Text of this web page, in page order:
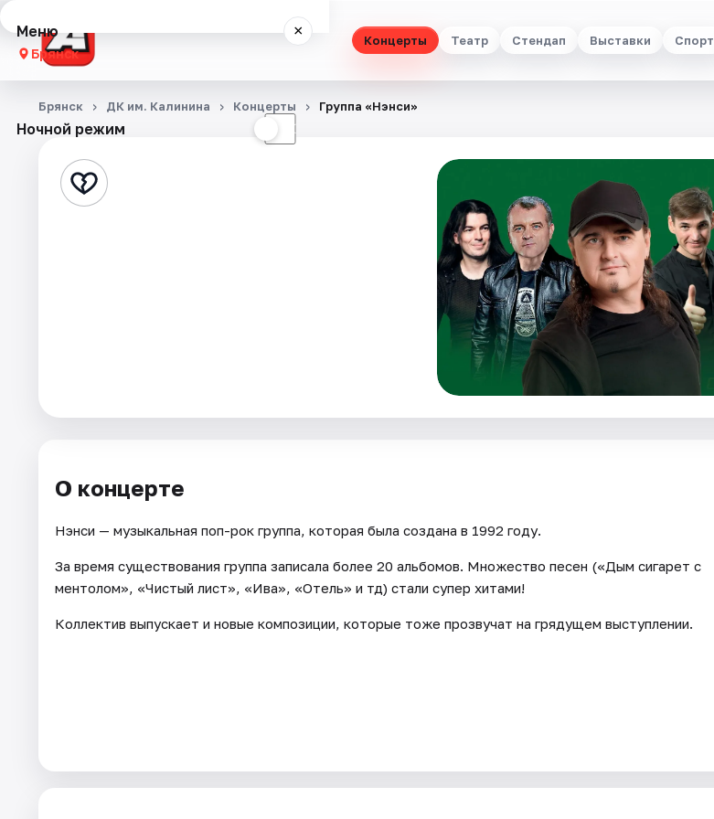
Концерты Театр Стендап Выставки Спорт
Меню ×
Брянск
Концерты
Стендап
Площадки
Ночной режим ☾
Брянск ДК им. Калинина Концерты Группа «Нэнси»
О концерте
Нэнси — музыкальная поп-рок группа, которая была создана в 1992 году.
За время существования группа записала более 20 альбомов. Множество песен («Дым сигарет с
ментолом», «Чистый лист», «Ива», «Отель» и тд) стали супер хитами!
Коллектив выпускает и новые композиции, которые тоже прозвучат на грядущем выступлении.